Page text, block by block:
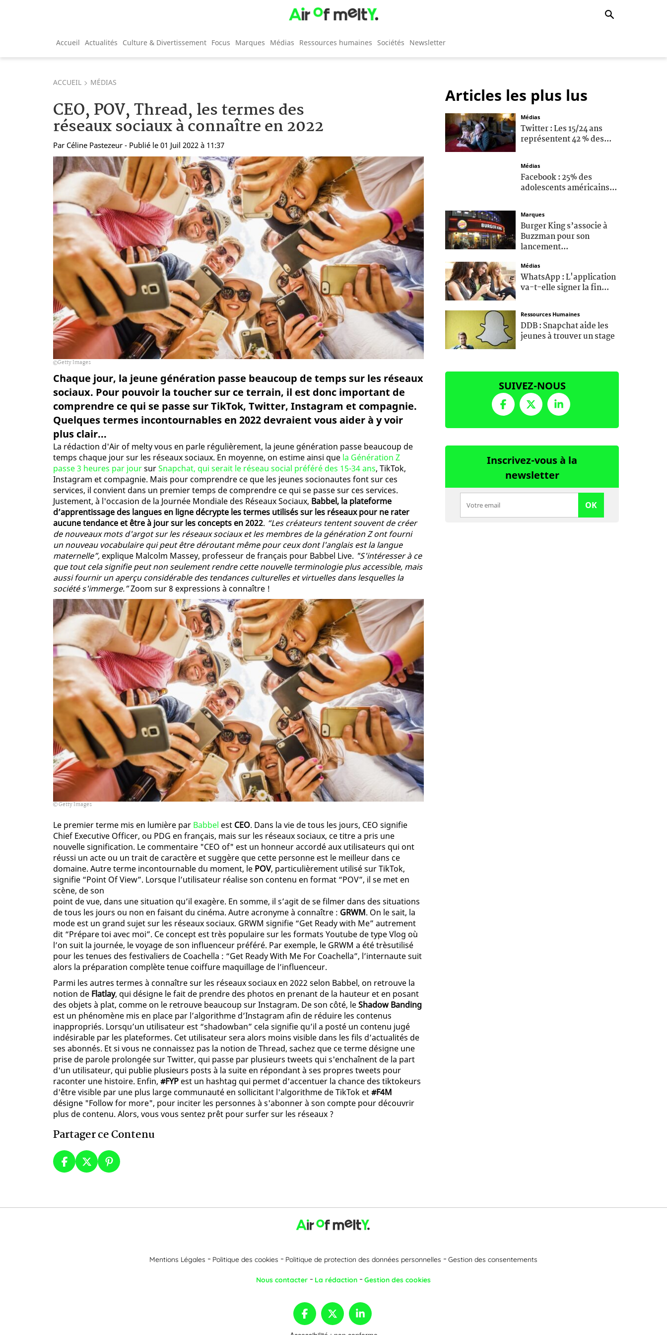
Accueil Actualités Culture & Divertissement Focus Marques Médias Ressources humaines Sociétés Newsletter
ACCUEIL MÉDIAS
CEO, POV, Thread, les termes des
réseaux sociaux à connaître en 2022
Par Céline Pastezeur - Publié le 01 Juil 2022 à 11:37
Getty Images
Chaque jour, la jeune génération passe beaucoup de temps sur les réseaux
sociaux. Pour pouvoir la toucher sur ce terrain, il est donc important de
comprendre ce qui se passe sur TikTok, Twitter, Instagram et compagnie.
Quelques termes incontournables en 2022 devraient vous aider à y voir
plus clair...
La rédaction d'Air of melty vous en parle régulièrement, la jeune génération passe beaucoup de
temps chaque jour sur les réseaux sociaux. En moyenne, on estime ainsi que la Génération Z
passe 3 heures par joursurSnapchat, qui serait le réseau social préféré des 15-34 ans, TikTok,
Instagram et compagnie. Mais pour comprendre ce que les jeunes socionautes font sur ces
services, il convient dans un premier temps de comprendre ce qui se passe sur ces services.
Justement, à l'occasion de la Journée Mondiale des Réseaux Sociaux, Babbel, la plateforme
d’apprentissage des langues en ligne décrypte les termes utilisés sur les réseaux pour ne rater
aucune tendance et être à jour sur les concepts en 2022. “Les créateurs tentent souvent de créer
de nouveaux mots d'argot sur les réseaux sociaux et les membres de la génération Z ont fourni
un nouveau vocabulaire qui peut être déroutant même pour ceux dont l'anglais est la langue
maternelle”, explique Malcolm Massey, professeur de français pour Babbel Live. "S'intéresser à ce
que tout cela signifie peut non seulement rendre cette nouvelle terminologie plus accessible, mais
aussi fournir un aperçu considérable des tendances culturelles et virtuelles dans lesquelles la
société s'immerge.”Zoom sur 8 expressions à connaître !
Getty Images
Le premier terme mis en lumière par Babbel est CEO. Dans la vie de tous les jours, CEO signifie
Chief Executive Officer, ou PDG en français, mais sur les réseaux sociaux, ce titre a pris une
nouvelle signification. Le commentaire "CEO of" est un honneur accordé aux utilisateurs qui ont
réussi un acte ou un trait de caractère et suggère que cette personne est le meilleur dans ce
domaine. Autre terme incontournable du moment, le POV, particulièrement utilisé sur TikTok,
signifie “Point Of View”. Lorsque l’utilisateur réalise son contenu en format “POV”, il se met en
scène, de son
point de vue, dans une situation qu’il exagère. En somme, il s’agit de se filmer dans des situations
de tous les jours ou non en faisant du cinéma. Autre acronyme à connaître : GRWM. On le sait, la
mode est un grand sujet sur les réseaux sociaux. GRWM signifie “Get Ready with Me” autrement
dit “Prépare toi avec moi”. Ce concept est très populaire sur les formats Youtube de type Vlog où
l’on suit la journée, le voyage de son influenceur préféré. Par exemple, le GRWM a été trèsutilisé
pour les tenues des festivaliers de Coachella : “Get Ready With Me For Coachella”, l’internaute suit
alors la préparation complète tenue coiffure maquillage de l’influenceur.
Parmi les autres termes à connaître sur les réseaux sociaux en 2022 selon Babbel, on retrouve la
notion de Flatlay, qui désigne le fait de prendre des photos en prenant de la hauteur et en posant
des objets à plat, comme on le retrouve beaucoup sur Instagram. De son côté, leShadow Banding
est un phénomène mis en place par l’algorithme d’Instagram afin de réduire les contenus
inappropriés. Lorsqu’un utilisateur est “shadowban” cela signifie qu’il a posté un contenu jugé
indésirable par les plateformes. Cet utilisateur sera alors moins visible dans les fils d’actualités de
ses abonnés. Et si vous ne connaissez pas la notion de Thread, sachez que ce terme désigne une
prise de parole prolongée sur Twitter, qui passe par plusieurs tweets qui s'enchaînent de la part
d'un utilisateur, qui publie plusieurs posts à la suite en répondant à ses propres tweets pour
raconter une histoire. Enfin, #FYP est un hashtag qui permet d'accentuer la chance des tiktokeurs
d'être visible par une plus large communauté en sollicitant l'algorithme de TikTok et#F4M
désigne "Follow for more", pour inciter les personnes à s'abonner à son compte pour découvrir
plus de contenu. Alors, vous vous sentez prêt pour surfer sur les réseaux ?
Partager ce Contenu
Articles les plus lus
Médias
Twitter : Les 15/24 ans
représentent 42 % des...
Médias
Facebook : 25% des
adolescents américains...
Marques
Burger King s’associe à
Buzzman pour son
lancement...
Médias
WhatsApp : L'application
va-t-elle signer la fin...
Ressources Humaines
DDB : Snapchat aide les
jeunes à trouver un stage
SUIVEZ-NOUS
Inscrivez-vous à la
newsletter
OK
Mentions Légales Politique des cookies Politique de protection des données personnelles Gestion des consentements
Nous contacter La rédaction Gestion des cookies